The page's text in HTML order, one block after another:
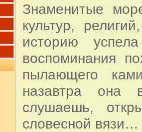
Знаменитые
культур,
историю
воспоминания
пылающего
назавтра она
слушаешь,
словесной вязи…